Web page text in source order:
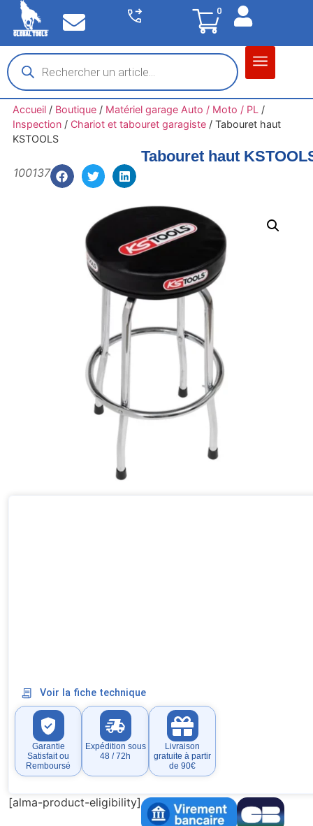
0
Accueil/ Boutique/ Matériel garage Auto / Moto / PL /
Inspection/ Chariot et tabouret garagiste/ Tabouret haut
KSTOOLS
Tabouret haut
100137
Voir la fiche technique
Garantie
Satisfait ou
Remboursé
Expédition sous
48 / 72h
Livraison
gratuite à partir
de 90€
[alma-product-eligibility]